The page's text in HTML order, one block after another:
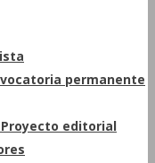
permanente
editorial